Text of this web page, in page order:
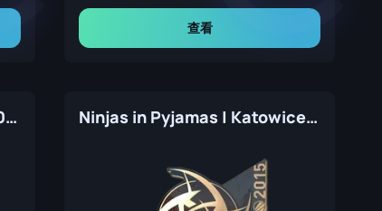
查看
Natus Vincere | Katowice 2015 Ninjas in Pyjamas | Katowice 2015